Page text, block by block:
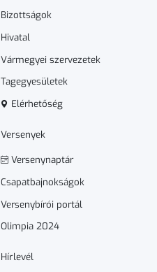
Bizottságok
Hivatal
Vármegyei szervezetek
Tagegyesületek
Elérhetőség
Versenyek
Versenynaptár
Csapatbajnokságok
Versenybírói portál
Olimpia 2024
Hírlevél